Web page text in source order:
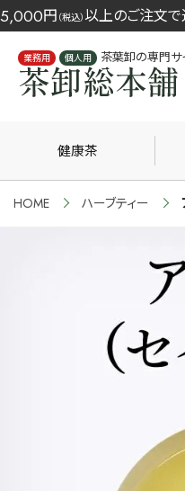
5,000円 （税込） 以上のご注文
業務用 個人用 茶葉卸の専門サ
健康茶
HOME ハーブティー